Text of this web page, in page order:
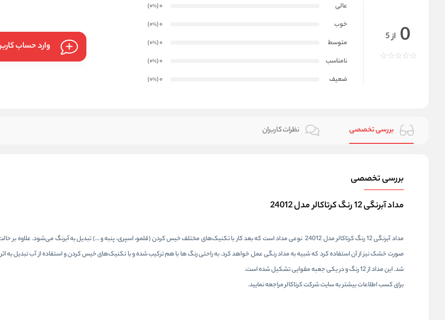
0 از 5
عالی 0
(0
%
)
خوب
0
(0
%
)
متوسط
0
(0
%
)
نامناسب
0
(0
%
)
ضعیف
0
(0
%
)
وارد حساب
بررسی تخصصی نظرات کاربران
بررسی تخصصی
مداد آبرنگی 12 رنگ کرتاکالر مدل 24012
مداد آبرنگی 12 رنگ کرتاکالر مدل 24012 نوعی مداد است که بعد کار با تکنیک‌­های مختلف خیس کردن (قلمو، اسپری، پنبه و ...) تبدیل به آبرنگ می‌­شود. علاوه
صورت خشک نیز از آن استفاده کرد که شبیه به مداد رنگی عمل خواهد کرد. به راحتی رنگ ها با هم ترکیب شده و با تکنیک‌های خیس کردن و استفاده از آب تبدیل به
شد. این مداد از 12 رنگ و در یکی جعبه مقوایی تشکیل شده است.
برای کسب اطلاعات بیشتر به سایتشرکت کرتاکالر­­مراجعه نمایید.